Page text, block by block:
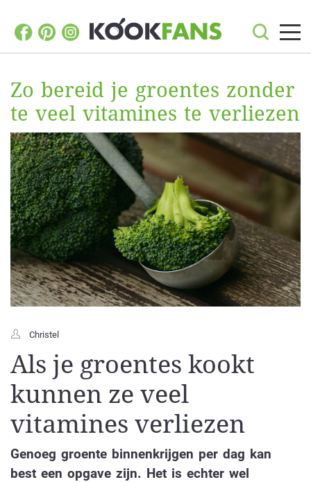
Zo bereid je groentes zonder
te veel vitamines te verliezen
Christel
Als je groentes kookt
kunnen ze veel
vitamines verliezen
Genoeg groente binnenkrijgen per dag kan
best een opgave zijn. Het is echter wel